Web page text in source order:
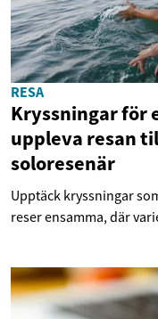
RESA
Kryssningar för
uppleva resan
soloresenär
Upptäck kryssningar
reser ensamma, där